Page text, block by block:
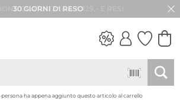
30 GIORNI DI RESO
persona ha appena aggiunto questo articolo al carrello